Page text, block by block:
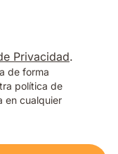
Privacidad.
de forma
política de
en cualquier